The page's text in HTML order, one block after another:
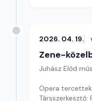
2026. 04. 19.
Zene-
Juhász Előd
Opera tercettek
Társszerkesztő: